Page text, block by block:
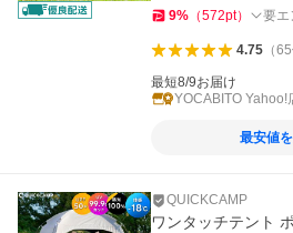
9% （572pt） 要エ
4.75（65
最短8/9お届け
YOCABITO Yahoo!
最安値
QUICKCAMP
ワンタッチテント